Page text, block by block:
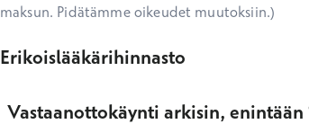
maksun. Pidätämme oikeudet muutoksiin.)
Erikoislääkärihinnasto
Vastaanottokäynti arkisin, enintään